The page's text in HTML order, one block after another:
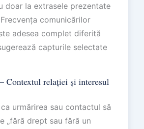
doar la extrasele prezentate
comunicărilor
adesea complet diferită
capturile selectate
relației și interesul
urmărirea sau contactul să
„fără drept sau fără un